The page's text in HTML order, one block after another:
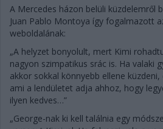
A Mercedes házon belüli küzdelemről
Juan Pablo Montoya így fogalmazott
weboldalának:
„A helyzet bonyolult, mert Kimi
nagyon szimpatikus srác is. Ha valaki
akkor sokkal könnyebb ellene
ami a lendületet adja ahhoz, hogy
ilyen kedves…”
„George-nak ki kell találnia egy